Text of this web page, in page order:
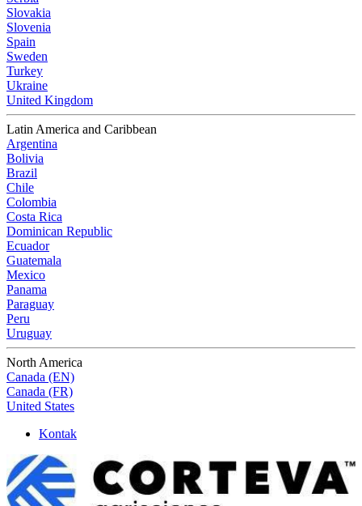
Slovakia
Slovenia
Spain
Sweden
Turkey
Ukraine
United Kingdom
Latin America and Caribbean
Argentina
Bolivia
Brazil
Chile
Colombia
Costa Rica
Dominican Republic
Ecuador
Guatemala
Mexico
Panama
Paraguay
Peru
Uruguay
North America
Canada (EN)
Canada (FR)
United States
Kontak